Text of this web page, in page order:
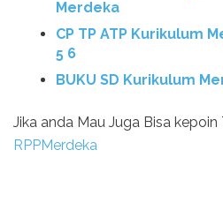
Merdeka
CP TP ATP Kurikulum
5 6
BUKU SD Kurikulum
Jika anda Mau Juga Bisa kepoin
RPPMerdeka